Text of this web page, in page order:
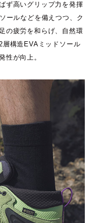
ず高いグリップ力を発揮
ールなどを備えつつ、ク
の疲労を和らげ、自然環
層構造EVAミッドソール
性が向上。